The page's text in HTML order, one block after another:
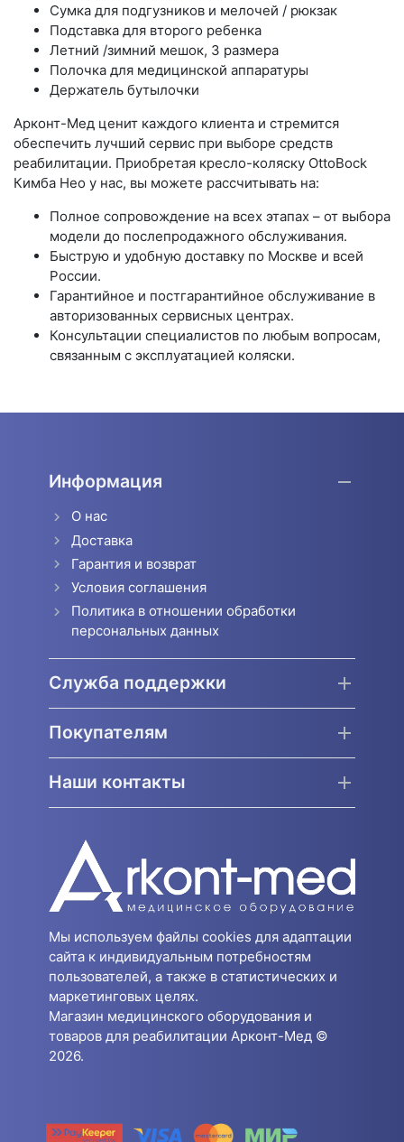
Сумка для подгузников и мелочей / рюкзак
Подставка для второго ребенка
Летний /зимний мешок, 3 размера
Полочка для медицинской аппаратуры
Держатель бутылочки
Арконт-Мед ценит каждого клиента и стремится
обеспечить лучший сервис при выборе средств
реабилитации. Приобретая кресло-коляску OttoBock
Кимба Нео у нас, вы можете рассчитывать на:
Полное сопровождение на всех этапах – от выбора
модели до послепродажного обслуживания.
Быструю и удобную доставку по Москве и всей
России.
Гарантийное и постгарантийное обслуживание в
авторизованных сервисных центрах.
Консультации специалистов по любым вопросам,
связанным с эксплуатацией коляски.
Информация
О нас
Доставка
Гарантия и возврат
Условия соглашения
Политика в отношении обработки
персональных данных
Служба поддержки
Покупателям
Наши контакты
Мы используем файлы cookies для адаптации
сайта к индивидуальным потребностям
пользователей, а также в статистических и
маркетинговых целях.
Магазин медицинского оборудования и
товаров для реабилитации Арконт-Мед ©
2026.